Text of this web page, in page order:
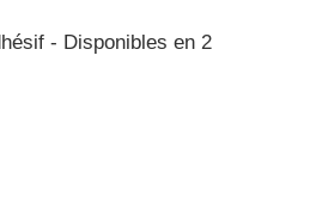
- Disponibles en 2